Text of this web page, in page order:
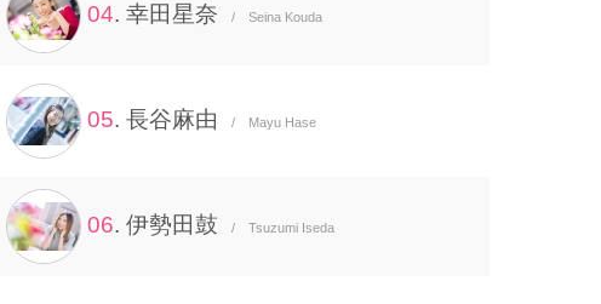
04. 幸田星奈 / Seina Kouda
05. 長谷麻由 / Mayu Hase
06. 伊勢田鼓 / Tsuzumi Iseda